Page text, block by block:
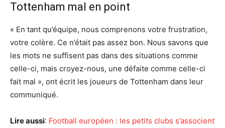
Tottenham mal en point
« En tant qu’équipe, nous comprenons votre frustration,
votre colère. Ce n’était pas assez bon. Nous savons que
les mots ne suffisent pas dans des situations comme
celle-ci, mais croyez-nous, une défaite comme celle-ci
fait mal », ont écrit les joueurs de Tottenham dans leur
communiqué.
Lire aussi: Football européen : les petits clubs s’associent